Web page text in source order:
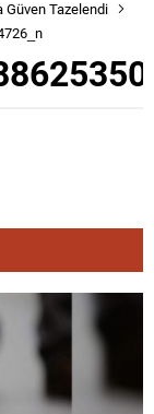
Güven Tazelendi